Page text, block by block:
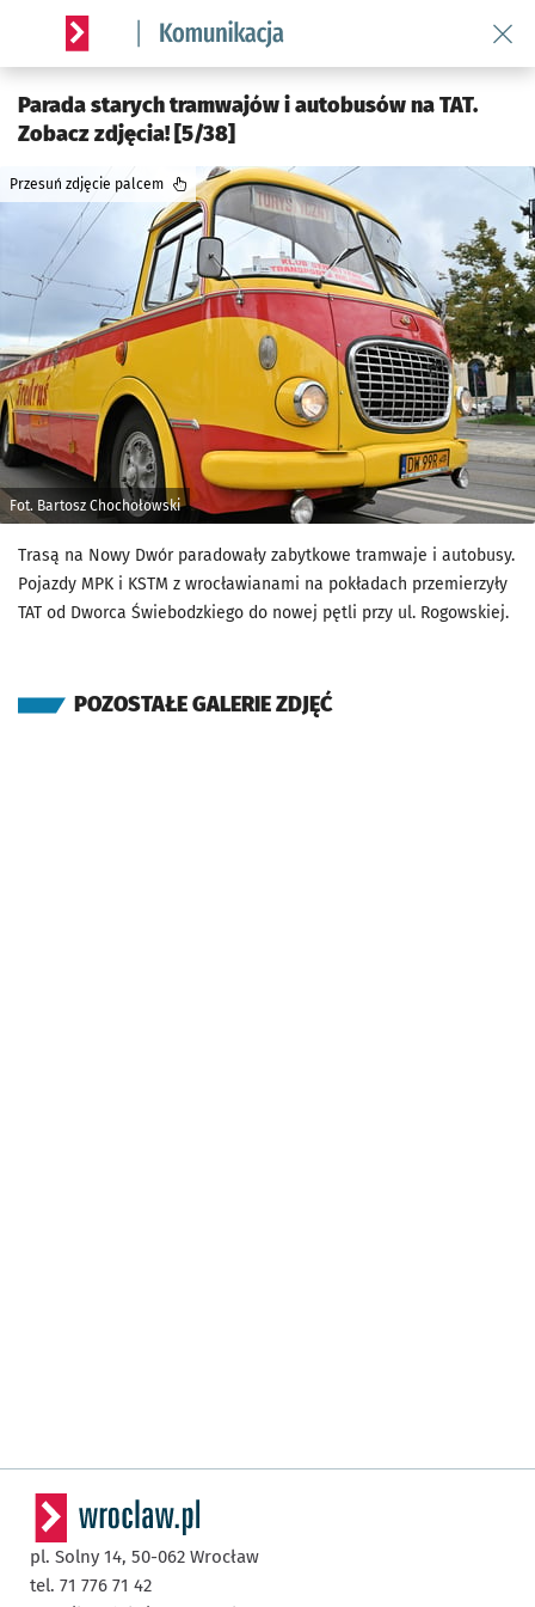
Serwis informacyjny wroclaw.pl podserwis: Komunikacja
Parada starych tramwajów i autobusów na TAT.
Zobacz zdjęcia! [5/38]
Fot. Bartosz Chochołowski
Przesuń zdjęcie palcem
Trasą na Nowy Dwór paradowały zabytkowe tramwaje i autobusy.
Pojazdy MPK i KSTM z wrocławianami na pokładach przemierzyły
TAT od Dworca Świebodzkiego do nowej pętli przy ul. Rogowskiej.
POZOSTAŁE GALERIE ZDJĘĆ
pl. Solny 14, 50-062 Wrocław
tel. 71 776 71 42